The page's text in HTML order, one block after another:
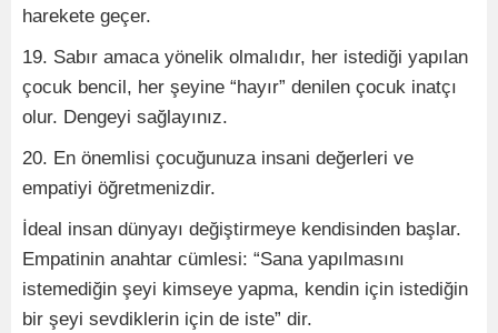
harekete geçer.
19. Sabır amaca yönelik olmalıdır, her istediği yapılan
çocuk bencil, her şeyine “hayır” denilen çocuk inatçı
olur. Dengeyi sağlayınız.
20. En önemlisi çocuğunuza insani değerleri ve
empatiyi öğretmenizdir.
İdeal insan dünyayı değiştirmeye kendisinden başlar.
Empatinin anahtar cümlesi: “Sana yapılmasını
istemediğin şeyi kimseye yapma, kendin için istediğin
bir şeyi sevdiklerin için de iste” dir.